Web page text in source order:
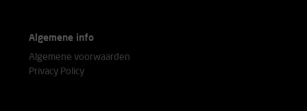
Algemene info
Algemene voorwaarden
Privacy Policy